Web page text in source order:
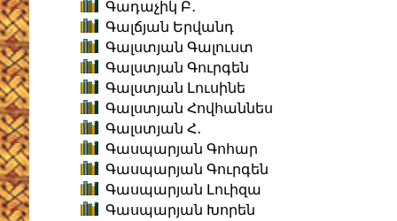
Գադաչիկ Բ․
Գալճյան Երվանդ
Գալստյան Գալուստ
Գալստյան Գուրգեն
Գալստյան Լուսինե
Գալստյան Հովհաննես
Գալստյան Հ․
Գասպարյան Գոհար
Գասպարյան Գուրգեն
Գասպարյան Լուիզա
Գասպարյան Խորեն